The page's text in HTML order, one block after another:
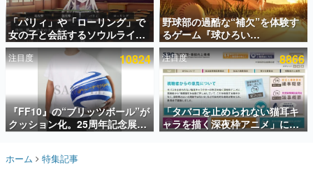
アプリセール情報
インタビュー
連載・特集一覧
殿堂入り記事
SNS拡散数が数千以上！ ページビュー数万以上！ などな
ど。多くの人々に読まれた、電ファミ渾身の“殿堂入り”記
事をまとめました。
名作ゲームクリエイターの方々に製作時のエピソードをお
「パリィ」や「ローリング」で
女の子と会話するソウルライク
恋愛ゲーム『小早川さんはソウ
ルライク』無料公開。返事に失
敗すると「YOU DIED」
野球部の過酷な“補欠”を体験す
るゲーム『球ひろい
Simulator』が「1件」のウィッ
シュリストをもとにチェコ語に
対応しSNSで話題に。『キング
ダム・カム』開発元やチェコの
プロ野球選手から称賛の声
注目度 10824
『FF10』の“ブリッツボール”が
クッション化。25周年記念展
「FINAL FANTASY X
ズ情報が一部公開
注目度 8866
「タバコを止められない猫耳キ
ャラを描く深夜枠アニメ」に視
聴者の一部から批判意見。違法
ホーム 特集記事